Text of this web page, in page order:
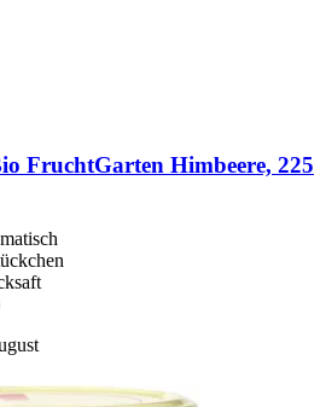
FruchtGarten Himbeere, 225